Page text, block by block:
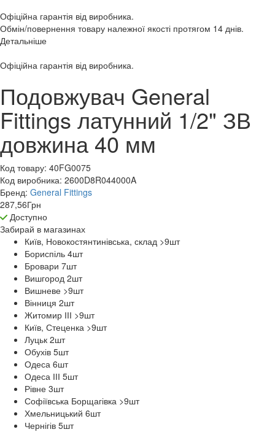
Офіційна гарантія від виробника.
Обмін/повернення товару належної якості протягом 14 днів.
Детальніше
Офіційна гарантія від виробника.
Подовжувач General
Fittings латунний 1/2" ЗВ
довжина 40 мм
Код товару: 40FG0075
Код виробника: 2600D8R044000A
Бренд: General Fittings
287,56Грн
Доступно
Забирай в магазинах
Київ, Новокостянтинівська, склад >9шт
Бориспіль 4шт
Бровари 7шт
Вишгород 2шт
Вишневе >9шт
Вінниця 2шт
Житомир ІІІ >9шт
Київ, Стеценка >9шт
Луцьк 2шт
Обухів 5шт
Одеса 6шт
Одеса ІІІ 5шт
Рівне 3шт
Софіївська Борщагівка >9шт
Хмельницький 6шт
Чернігів 5шт